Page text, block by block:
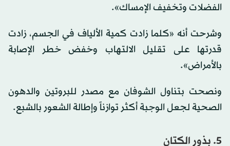
الفضلات وتخفيف الإمساك».
وشرحت أنه «كلما زادت كمية الألياف في الجسم، زادت
قدرتها على تقليل الالتهاب وخفض خطر الإصابة
بالأمراض».
ونصحت بتناول الشوفان مع مصدر للبروتين والدهون
الصحية لجعل الوجبة أكثر توازناً وإطالة الشعور بالشبع.
5. بذور الكتان